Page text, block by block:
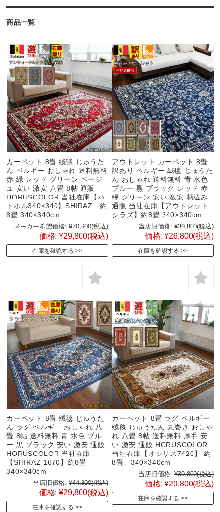
商品一覧
カーペット 8畳 絨毯 じゅうた
ん ベルギー おしゃれ 送料無料
赤 緑 レッド グリーン ベージ
ュ 安い 激安 八畳 8帖 通販
HORUSCOLOR 当社在庫【ハ
トホル340×340】SHIRAZ 約
8畳 340×340cm
メーカー希望価格: ¥70,600(税込)
価格: ¥29,800(税込)
在庫を確認する
アウトレット カーペット 8畳
訳あり ベルギー 絨毯 じゅうた
ん おしゃれ 送料無料 青 水色
ブルー 黒 ブラック レッド 赤
緑 グリーン 安い 激安 柄込み
通販 当社在庫【アウトレット
シラズ】約8畳 340×340cm
当店旧価格: ¥39,800(税込)
価格: ¥26,800(税込)
在庫を確認する
カーペット 8畳 絨毯 じゅうた
ん ラグ ベルギー おしゃれ 八
畳 8帖 送料無料 青 水色 ブル
ー 黒 ブラック 安い 激安 通販
HORUSCOLOR 当社在庫
【SHIRAZ 1670】約8畳
340×340cm
当店旧価格: ¥44,800(税込)
価格: ¥29,800(税込)
在庫を確認する
カーペット 8畳 ラグ ベルギー
絨毯 じゅうたん 丸巻き おしゃ
れ 八畳 8帖 送料無料 厚手 安
い 激安 通販 HORUSCOLOR
当社在庫【オシリス7420】 約
8畳 340×340cm
当店旧価格: ¥39,800(税込)
価格: ¥29,800(税込)
在庫を確認する